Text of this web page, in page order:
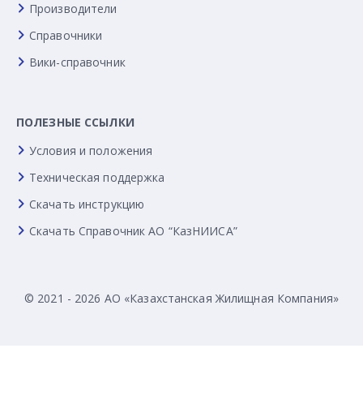
Производители
Справочники
Вики-справочник
ПОЛЕЗНЫЕ ССЫЛКИ
Условия и положения
Техническая поддержка
Скачать инструкцию
Скачать Справочник АО “КазНИИСА”
© 2021 - 2026 АО «Казахстанская Жилищная Компания»